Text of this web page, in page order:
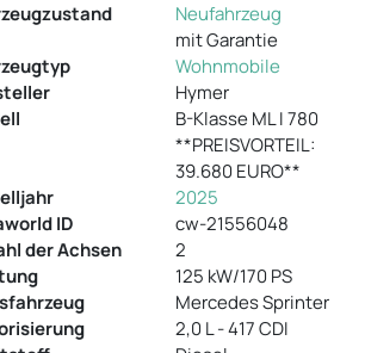
Neufahrzeug
mit Garantie
Wohnmobile
Hymer
B-Klasse ML I 780
**PREISVORTEIL:
39.680 EURO**
2025
ID
cw-21556048
der Achsen
2
125 kW/170 PS
Mercedes Sprinter
2,0 L - 417 CDI